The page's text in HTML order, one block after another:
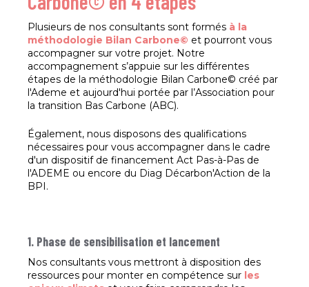
Plusieurs de nos consultants sont formés à la
méthodologie Bilan Carbone© et pourront vous
accompagner sur votre projet. Notre
accompagnement s’appuie sur les différentes
étapes de la méthodologie Bilan Carbone© créé par
l'Ademe et aujourd'hui portée par l’Association pour
la transition Bas Carbone (ABC).
Également, nous disposons des qualifications
nécessaires pour vous accompagner dans le cadre
d'un dispositif de financement Act Pas-à-Pas de
l'ADEME ou encore du Diag Décarbon'Action de la
BPI.
1. Phase de sensibilisation et lancement
Nos consultants vous mettront à disposition des
ressources pour monter en compétence sur les